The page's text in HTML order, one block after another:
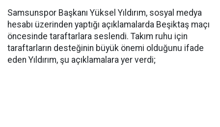
Samsunspor Başkanı Yüksel Yıldırım, sosyal medya
hesabı üzerinden yaptığı açıklamalarda Beşiktaş maçı
öncesinde taraftarlara seslendi. Takım ruhu için
taraftarların desteğinin büyük önemi olduğunu ifade
eden Yıldırım, şu açıklamalara yer verdi;